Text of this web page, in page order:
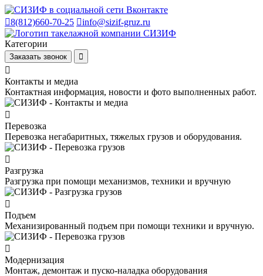
8(812)660-70-25 info@sizif-gruz.ru
Категории
Заказать звонок
Контакты и медиа
Контактная информация, новости и фото выполненных работ.
Перевозка
Перевозка негабаритных, тяжелых грузов и оборудования.
Разгрузка
Разгрузка при помощи механизмов, техники и вручную
Подъем
Механизированный подъем при помощи техники и вручную.
Модернизация
Монтаж, демонтаж и пуско-наладка оборудования